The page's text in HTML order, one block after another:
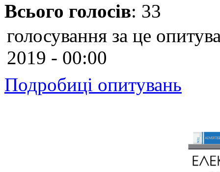
Всього голосів: 33
голосування за це
2019 - 00:00
Подробиці опитувань